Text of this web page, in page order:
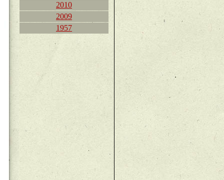
2010
2009
1957